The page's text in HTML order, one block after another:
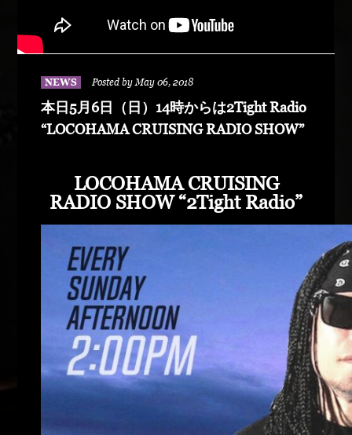
NEWS Posted by May 06, 2018
本日5月6日（日）14時からは2Tight Radio
“LOCOHAMA CRUISING RADIO SHOW”
LOCOHAMA CRUISING
RADIO SHOW “2Tight Radio”